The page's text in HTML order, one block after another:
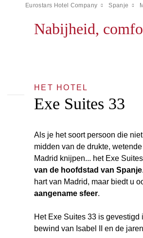
Eurostars Hotel Company Spanje
Nabijheid,
HET HOTEL
Exe Suites 33
Als je het soort persoon die
midden van de drukte,
Madrid knijpen... het Exe
van de hoofdstad van Spanje
hart van Madrid, maar biedt u
aangename sfeer.
Het Exe Suites 33 is gevestigd
bewind van Isabel II en de